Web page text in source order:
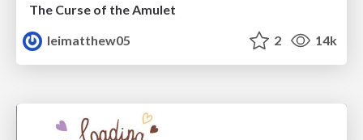
The Curse of the Amulet
leimatthew05
2 14k